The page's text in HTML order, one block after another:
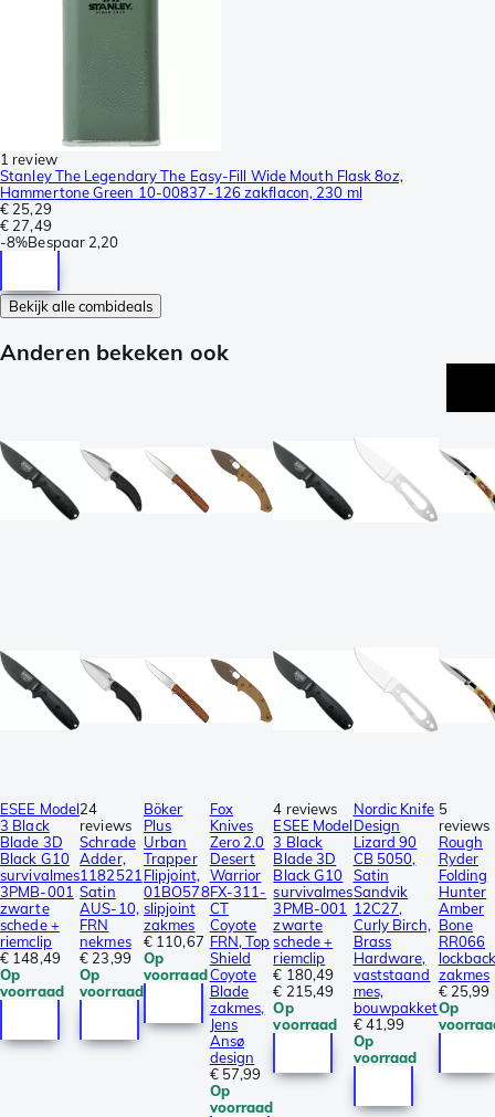
1 review
Stanley The Legendary The Easy-Fill Wide Mouth Flask 8oz,
Hammertone Green 10-00837-126 zakflacon, 230 ml
€ 25,29
€ 27,49
-8%Bespaar 2,20
Bekijk alle combideals
Anderen bekeken ook
ESEE Model
3 Black
Blade 3D
Black G10
survivalmes
3PMB-001
zwarte
schede +
riemclip
€ 148,49
Op
voorraad
24
reviews
Schrade
Adder,
1182521
Satin
AUS-10,
FRN
nekmes
€ 23,99
Op
voorraad
Böker
Plus
Urban
Trapper
Flipjoint,
01BO578
slipjoint
zakmes
€ 110,67
Op
voorraad
Fox
Knives
Zero 2.0
Desert
Warrior
FX-311-
CT
Coyote
FRN, Top
Shield
Coyote
Blade
zakmes,
Jens
Ansø
design
€ 57,99
Op
voorraad
4 reviews
ESEE Model
3 Black
Blade 3D
Black G10
survivalmes
3PMB-001
zwarte
schede +
riemclip
€ 180,49
€ 215,49
Op
voorraad
Nordic Knife
Design
Lizard 90
CB 5050,
Satin
Sandvik
12C27,
Curly Birch,
Brass
Hardware,
vaststaand
mes,
bouwpakket
€ 41,99
Op
voorraad
5
reviews
Rough
Ryder
Folding
Hunter
Amber
Bone
RR066
zakmes
€ 25,99
Op